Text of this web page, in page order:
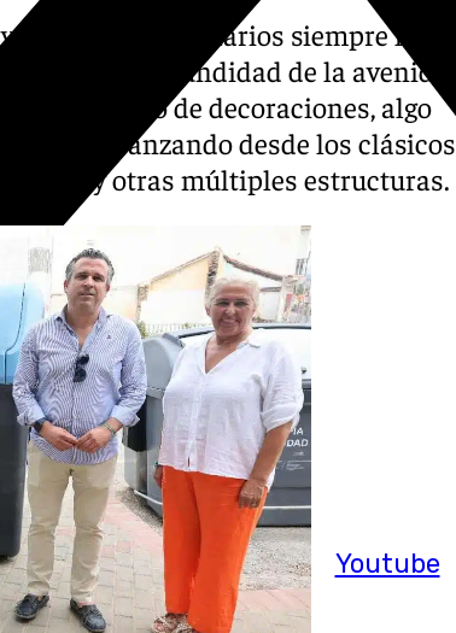
Youtube
en Calle Larios siempre han
y profundidad de la avenida
este tipo de decoraciones, algo
año, avanzando desde los clásicos
arcos y otras múltiples estructuras.